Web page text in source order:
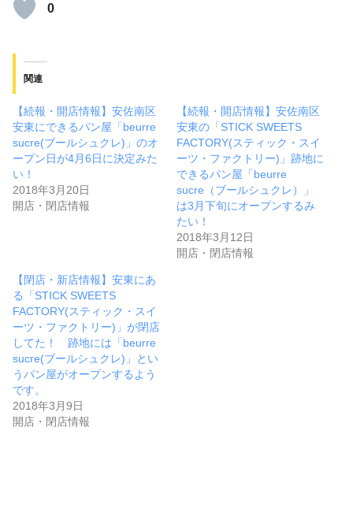
0
関連
【続報・開店情報】安佐南区
安東にできるパン屋「beurre
sucre(ブールシュクレ)」のオ
ープン日が4月6日に決定みた
い！
2018年3月20日
開店・閉店情報
【続報・開店情報】安佐南区
安東の「STICK SWEETS
FACTORY(スティック・スイ
ーツ・ファクトリー)」跡地に
できるパン屋「beurre
sucre（ブールシュクレ）」
は3月下旬にオープンするみ
たい！
2018年3月12日
開店・閉店情報
【閉店・新店情報】安東にあ
る「STICK SWEETS
FACTORY(スティック・スイ
ーツ・ファクトリー)」が閉店
してた！ 跡地には「beurre
sucre(ブールシュクレ)」とい
うパン屋がオープンするよう
です。
2018年3月9日
開店・閉店情報